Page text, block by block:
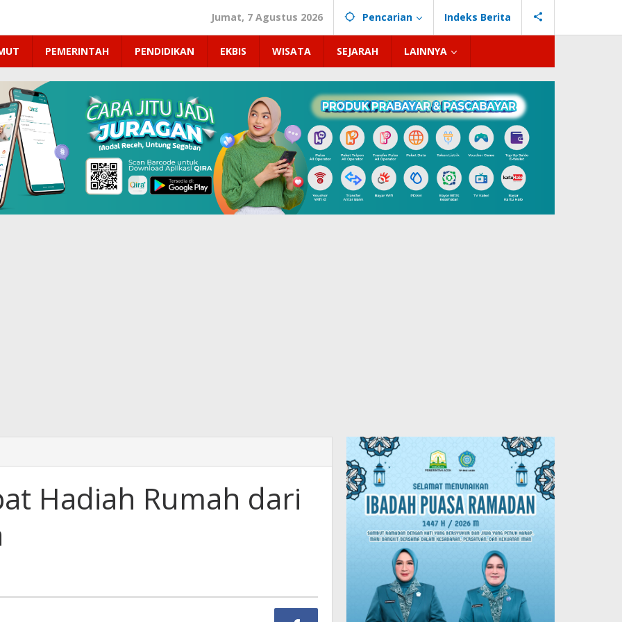
Jumat, 7 Agustus 2026 Pencarian Indeks Berita
PEMERINTAH PENDIDIKAN EKBIS WISATA SEJARAH LAINNYA
Hadiah Rumah dari